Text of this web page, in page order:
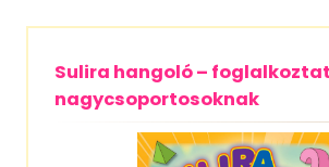
Sulira hangoló –
nagycsoportosoknak